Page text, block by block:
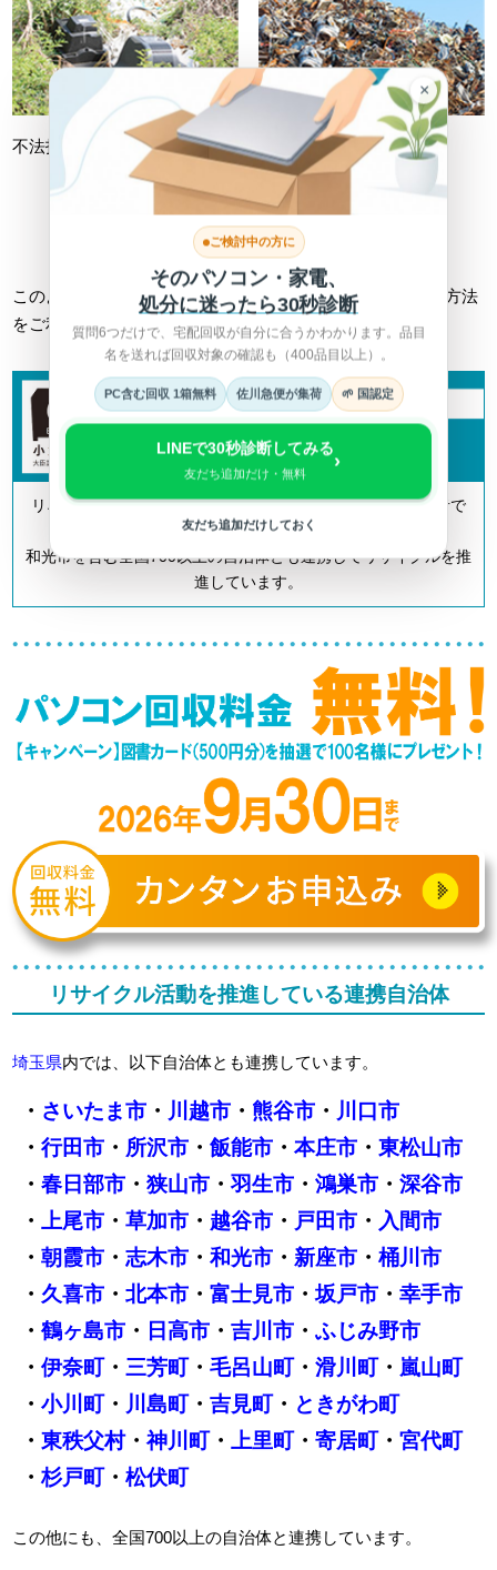
不法投棄 不適切処理
詳しくは総務省HPへ >
このようなトラブルに巻き込まれない為にも、正しい回収方法
をご利用ください。
リネットジャパンは「小型家電リサイクル法」の認定事業者で
す。
和光市を含む全国700以上の自治体とも連携してリサイクルを推
進しています。
リサイクル活動を推進している連携自治体
埼玉県内では、以下自治体とも連携しています。
・ さいたま市・ 川越市・ 熊谷市・ 川口市
・ 行田市・ 所沢市・ 飯能市・ 本庄市・ 東松山市
・ 春日部市・ 狭山市・羽生市・ 鴻巣市・ 深谷市
・ 上尾市・ 草加市・ 越谷市・ 戸田市・ 入間市
・ 朝霞市・ 志木市・ 和光市・ 新座市・ 桶川市
・ 久喜市・ 北本市・ 富士見市・坂戸市・ 幸手市
・ 鶴ヶ島市・ 日高市・ 吉川市・ ふじみ野市
・ 伊奈町・ 三芳町・ 毛呂山町・ 滑川町・ 嵐山町
・ 小川町・ 川島町・ 吉見町・ ときがわ町
・ 東秩父村・神川町・ 上里町・ 寄居町・ 宮代町
・杉戸町・ 松伏町
この他にも、全国700以上の自治体と連携しています。
×
ご検討中の方に
そのパソコン・家電、
処分に迷ったら30秒診断
質問6つだけで、宅配回収が自分に合うかわかります。品目
名を送れば回収対象の確認も（400品目以上）。
PC含む回収 1箱無料 佐川急便が集荷 🌱 国認定
LINEで30秒診断してみる
友だち追加だけ・無料
›
友だち追加だけしておく